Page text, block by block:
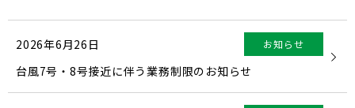
2026年6月26日 お知らせ
台風7号・8号接近に伴う業務制限のお知らせ